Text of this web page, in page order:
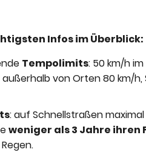
Infos im Überblick:
Tempolimits: 50 km/h
von Orten 80 km/
: auf Schnellstraßen
weniger als 3 Jahre ihren